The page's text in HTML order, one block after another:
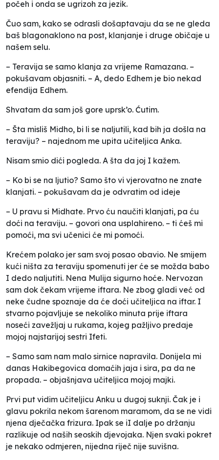
počeh i onda se ugrizoh za jezik.
Čuo sam, kako se odrasli došaptavaju da se ne gleda
baš blagonaklono na post, klanjanje i druge običaje u
našem selu.
– Teravija se samo klanja za vrijeme Ramazana. –
pokušavam objasniti. – A, dedo Edhem je bio nekad
efendija Edhem.
Shvatam da sam još gore uprsk’o. Ćutim.
– Šta misliš Midho, bi li se naljutili, kad bih ja došla na
teraviju? – najednom me upita učiteljica Anka.
Nisam smio dići pogleda. A šta da joj I kažem.
– Ko bi se na ljutio? Samo što vi vjerovatno ne znate
klanjati. – pokušavam da je odvratim od ideje
– U pravu si Midhate. Prvo ću naučiti klanjati, pa ću
doći na teraviju. – govori ona usplahireno. – ti ćeš mi
pomoći, ma svi učenici će mi pomoći.
Krećem polako jer sam svoj posao obavio. Ne smijem
kući ništa za teraviju spomenuti jer će se možda babo
I dedo naljutiti. Nena Mulija sigurno hoće. Nervozan
sam dok čekam vrijeme iftara. Ne zbog gladi već od
neke čudne spoznaje da će doći učiteljica na iftar. I
stvarno pojavljuje se nekoliko minuta prije iftara
noseći zavežljaj u rukama, kojeg pažljivo predaje
mojoj najstarijoj sestri Ifeti.
– Samo sam nam malo sirnice napravila. Donijela mi
danas Hakibegovica domaćih jaja i sira, pa da ne
propada. – objašnjava učiteljica mojoj majki.
Prvi put vidim učiteljicu Anku u dugoj suknji. Čak je i
glavu pokrila nekom šarenom maramom, da se ne vidi
njena dječačka frizura. Ipak se iI dalje po držanju
razlikuje od naših seoskih djevojaka. Njen svaki pokret
je nekako odmjeren, nijedna riječ nije suvišna.